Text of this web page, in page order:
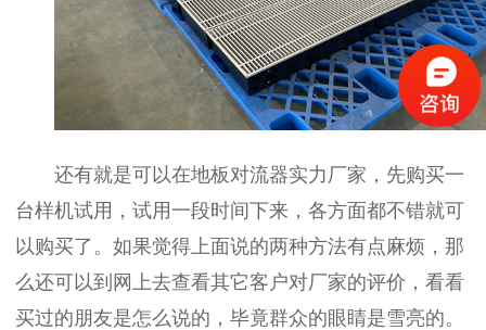
还有就是可以在地板对流器实力厂家，先购买一
台样机试用，试用一段时间下来，各方面都不错就可
以购买了。如果觉得上面说的两种方法有点麻烦，那
么还可以到网上去查看其它客户对厂家的评价，看看
买过的朋友是怎么说的，毕竟群众的眼睛是雪亮的。